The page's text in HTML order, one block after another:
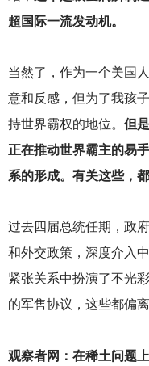
超国际一流发动机。
当然了，作为一个美国
意和反感，但为了我孩
持世界霸权的地位。 但
正在推动世界霸主的易
系的形成。有关这些，
过去四届总统任期，政
和外交政策，深度介入
紧张关系中扮演了不光
的军售协议，这些都偏
观察者网：在稀土问题